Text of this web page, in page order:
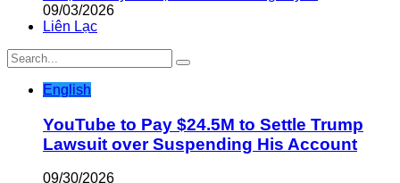
09/03/2026
Liên Lạc
English
YouTube to Pay $24.5M to Settle Trump
Lawsuit over Suspending His Account
09/30/2026